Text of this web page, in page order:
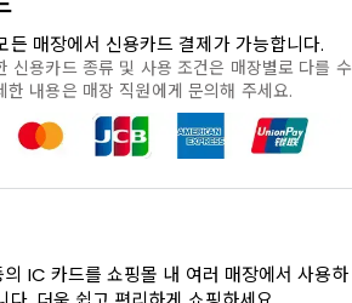
든 매장에서 신용카드 결제가 가능합니다.
신용카드 종류 및 사용 조건은 매장별로 다를 수
한 내용은 매장 직원에게 문의해 주세요.
IC 카드를 쇼핑몰 내 여러 매장에서 사용하